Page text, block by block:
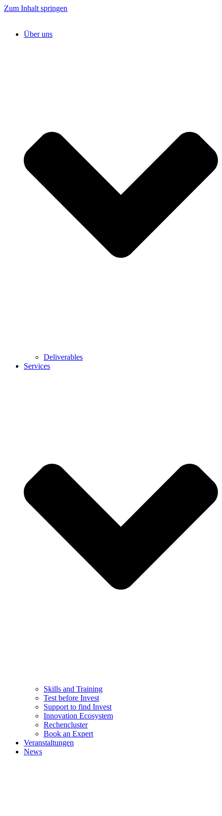
Zum Inhalt springen
Über uns
Deliverables
Services
Skills and Training
Test before Invest
Support to find Invest
Innovation Ecosystem
Rechencluster​
Book an Expert
Veranstaltungen
News